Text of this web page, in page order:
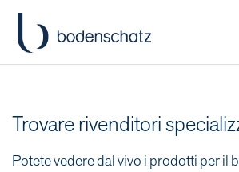
Trovare rivenditori
Potete vedere dal vivo i prodotti per il